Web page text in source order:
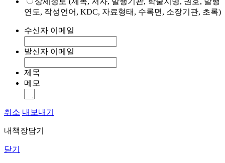
연도, 작성언어, KDC, 자료형태, 수록면, 소장기관, 초록)
수신자 이메일
발신자 이메일
제목
메모
취소 내보내기
내책장담기
닫기